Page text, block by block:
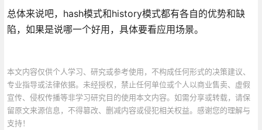
总体来说吧，hash模式和history模式都有各自的优势和缺
陷，如果是说哪一个好用，具体要看应用场景。
本文内容仅供个人学习、研究或参考使用，不构成任何形式的决策建议、
专业指导或法律依据。未经授权，禁止任何单位或个人以商业售卖、虚假
宣传、侵权传播等非学习研究目的使用本文内容。如需分享或转载，请保
留原文来源信息，不得篡改、删减内容或侵犯相关权益。感谢您的理解与
支持！